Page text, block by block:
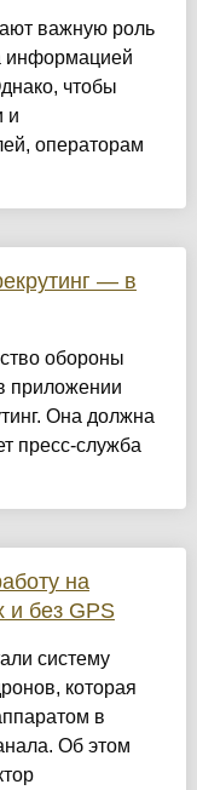
важную роль
информацией
чтобы
и
операторам
— в
обороны
приложении
Она должна
пресс-служба
на
и без GPS
систему
которая
в
Об этом